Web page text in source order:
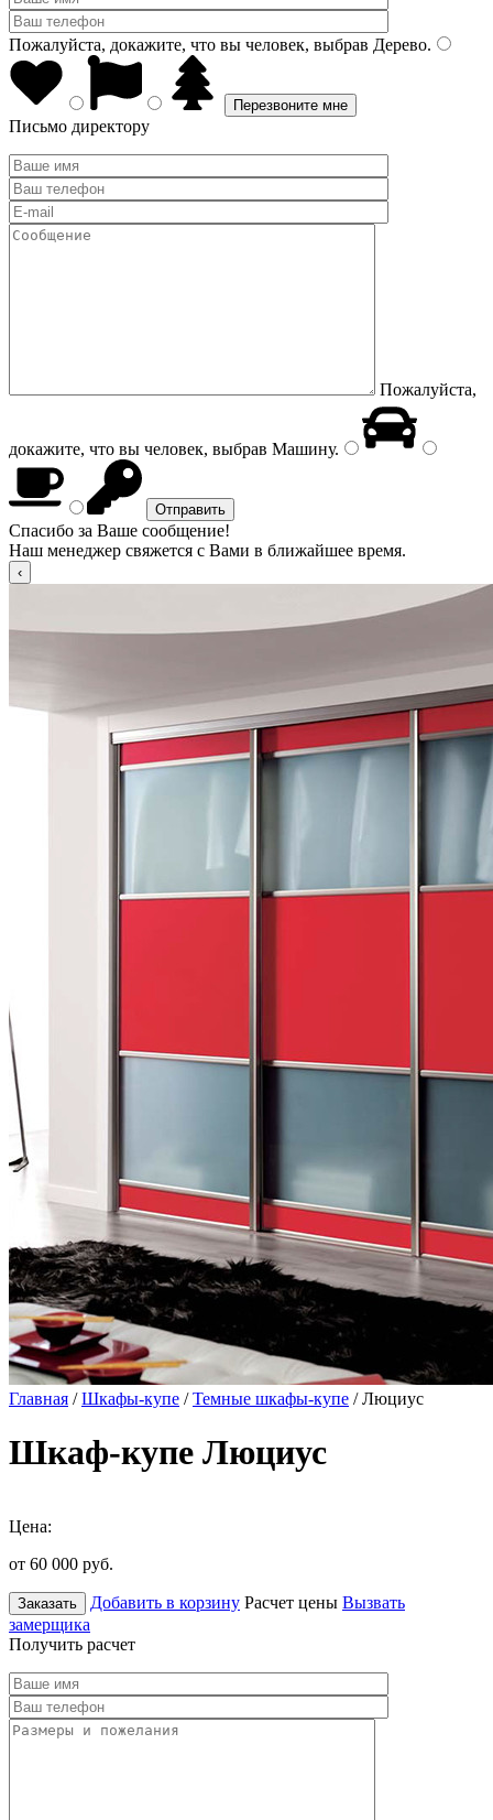
Пожалуйста, докажите, что вы человек, выбрав Дерево.
Письмо директору
Пожалуйста,
докажите, что вы человек, выбрав Машину.
Спасибо за Ваше сообщение!
Наш менеджер свяжется с Вами в ближайшее время.
Главная /Шкафы-купе /Темные шкафы-купе / Люциус
Шкаф-купе Люциус
Цена:
от 60 000 руб.
Заказать Добавить в корзину Расчет цены Вызвать
замерщика
Получить расчет